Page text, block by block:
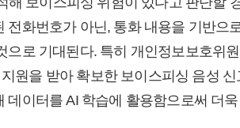
화번호가 아닌, 통화 내용을 기반으
로 기대된다. 특히 개인정보보호위
원을 받아 확보한 보이스피싱 음성
이터를 AI 학습에 활용함으로써 더